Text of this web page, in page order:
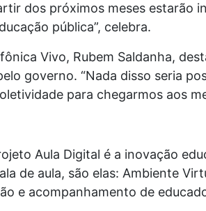
dos próximos meses estarão
pública”, celebra.
Vivo, Rubem Saldanha,
governo. “Nada disso seria
para chegarmos aos
Aula Digital é a inovação
de aula, são elas: Ambiente
e acompanhamento de